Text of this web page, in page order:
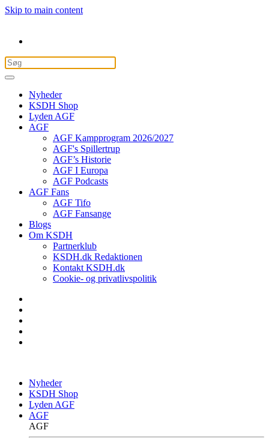
Skip to main content
Nyheder
KSDH Shop
Lyden AGF
AGF
AGF Kampprogram 2026/2027
AGF's Spillertrup
AGF’s Historie
AGF I Europa
AGF Podcasts
AGF Fans
AGF Tifo
AGF Fansange
Blogs
Om KSDH
Partnerklub
KSDH.dk Redaktionen
Kontakt KSDH.dk
Cookie- og privatlivspolitik
Nyheder
KSDH Shop
Lyden AGF
AGF
AGF